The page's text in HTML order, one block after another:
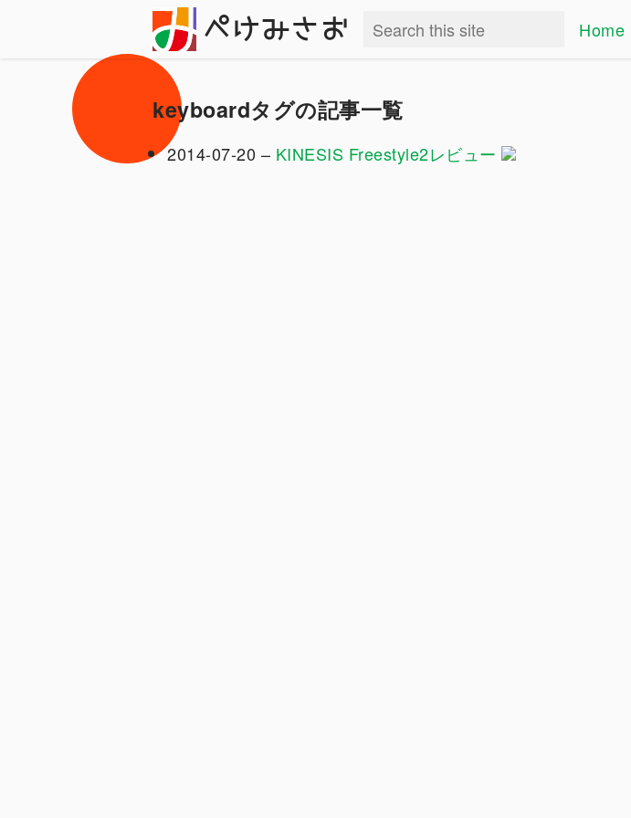
ぺけみさお Home
keyboardタグの記事一覧
2014-07-20 – KINESIS Freestyle2レビュー